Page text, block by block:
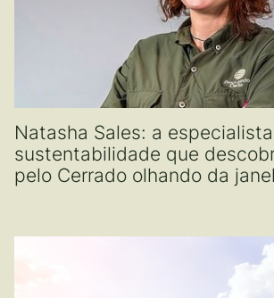
Natasha Sales: a
sustentabilidade que
pelo Cerrado olhando da